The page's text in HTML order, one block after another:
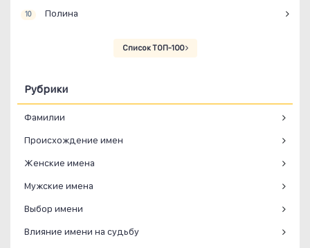
10 Полина
Список ТОП-100
Рубрики
Фамилии
Происхождение имен
Женские имена
Мужские имена
Выбор имени
Влияние имени на судьбу